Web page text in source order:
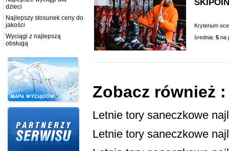
dzieci
Najlepszy stosunek ceny do
jakości
Wyciągi z najlepszą
obsługą
Kryterium
średnia: 5 na
Zobacz również :
Letnie tory saneczkowe
Letnie tory saneczkowe